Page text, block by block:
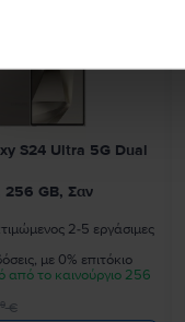
S24 Ultra 5G Dual
256 GB, Σαν
2-5 εργάσιμες
με 0% επιτόκιο
από το καινούργιο 256
€